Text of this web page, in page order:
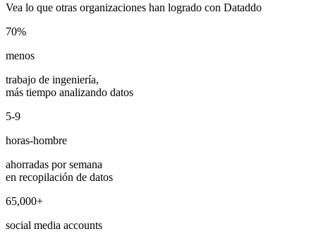
Vea lo que otras organizaciones han logrado con Dataddo
70%
menos
trabajo de ingeniería,
más tiempo analizando datos
5-9
horas-hombre
ahorradas por semana
en recopilación de datos
65,000+
social media accounts